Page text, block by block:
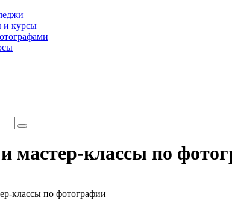
курсы
мастер-классы по
классы по фотографии